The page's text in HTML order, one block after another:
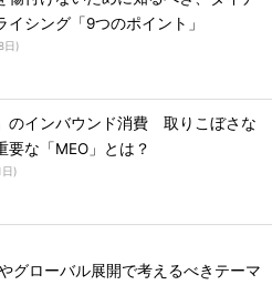
イシング「9つのポイント」
日)
のインバウンド消費 取りこぼさな
要な「MEO」とは？
)
グローバル展開で考えるべきテーマ